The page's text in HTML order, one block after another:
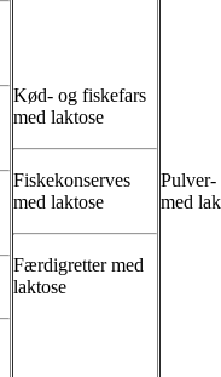
Kød- og fiskefars
med laktose
Fiskekonserves
med laktose
Færdigretter med
laktose
Pulver-
med